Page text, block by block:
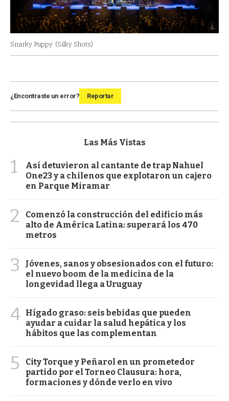
Snarky Puppy (Silky Shots)
¿Encontraste un error? Reportar
Las Más Vistas
1
Así detuvieron al cantante de trap Nahuel
One23 y a chilenos que explotaron un cajero
en Parque Miramar
2
Comenzó la construcción del edificio más
alto de América Latina: superará los 470
metros
3
Jóvenes, sanos y obsesionados con el futuro:
el nuevo boom de la medicina de la
longevidad llega a Uruguay
4 Hígado graso: seis bebidas que pueden
ayudar a cuidar la salud hepática y los
hábitos que las complementan
5
City Torque y Peñarol en un prometedor
partido por el Torneo Clausura: hora,
formaciones y dónde verlo en vivo